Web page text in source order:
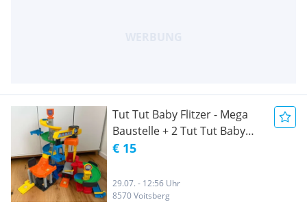
Tut Tut Baby Flitzer - Mega
Baustelle + 2 Tut Tut Baby
Flitzer
€ 15
29.07. - 12:56 Uhr
8570 Voitsberg